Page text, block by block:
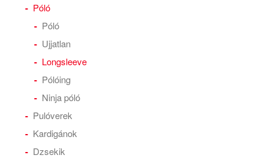
Póló
Póló
Ujjatlan
Longsleeve
Pólóing
Ninja póló
Pulóverek
Kardigánok
Dzsekik